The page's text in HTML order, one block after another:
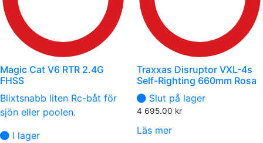
Magic Cat V6 RTR 2.4G
FHSS
Blixtsnabb liten Rc-båt för
sjön eller poolen.
I lager
Traxxas Disruptor VXL-4s
Self-Righting 660mm Rosa
Slut på lager
4 695.00 kr
Läs mer